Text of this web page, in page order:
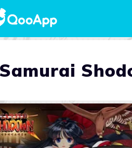
Samurai